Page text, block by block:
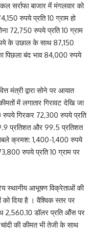
सर्राफा बाजार में मंगलवार को
रुपये प्रति 10 ग्राम हो
72,750 रुपये प्रति 10 ग्राम
के उछाल के साथ 87,150
पिछला बंद भाव 84,000 रुपये
मंत्री द्वारा सोने पर आयात
में लगातार गिरावट देखि जा
गिरकर 72,300 रुपये प्रति
प्रतिशत और 99.5 प्रतिशत
क्रमश: 1,400-1,400 रुपये
रुपये प्रति 10 ग्राम पर
स्थानीय आभूषण विक्रेताओं की
दिया है । वैश्विक स्तर पर
2,560.10 डॉलर प्रति औंस पर
चांदी की कीमत भी तेजी के साथ